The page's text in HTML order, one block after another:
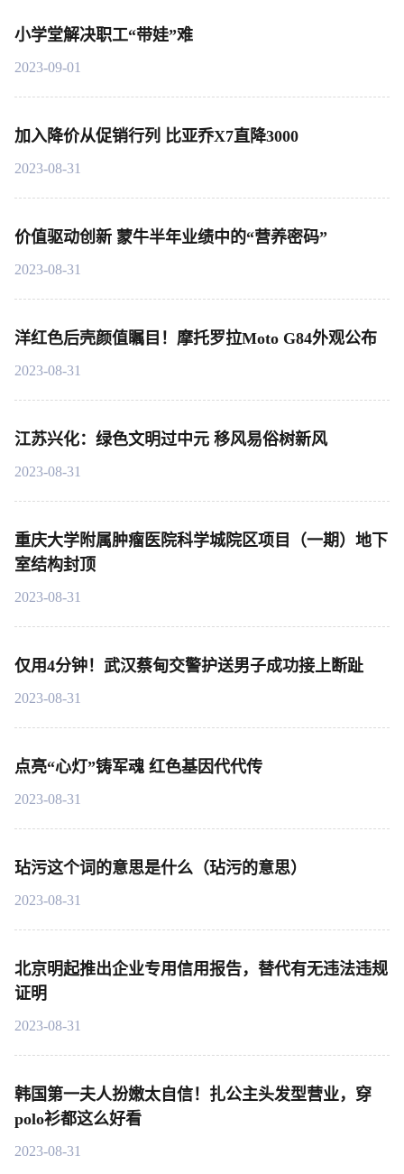
小学堂解决职工“带娃”难
2023-09-01
加入降价从促销行列 比亚乔X7直降3000
2023-08-31
价值驱动创新 蒙牛半年业绩中的“营养密码”
2023-08-31
洋红色后壳颜值瞩目！摩托罗拉Moto G84外观公布
2023-08-31
江苏兴化：绿色文明过中元 移风易俗树新风
2023-08-31
重庆大学附属肿瘤医院科学城院区项目（一期）地下
室结构封顶
2023-08-31
仅用4分钟！武汉蔡甸交警护送男子成功接上断趾
2023-08-31
点亮“心灯”铸军魂 红色基因代代传
2023-08-31
玷污这个词的意思是什么（玷污的意思）
2023-08-31
北京明起推出企业专用信用报告，替代有无违法违规
证明
2023-08-31
韩国第一夫人扮嫩太自信！扎公主头发型营业，穿
polo衫都这么好看
2023-08-31